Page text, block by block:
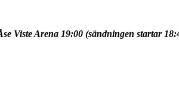
Viste Arena 19:00 (sändningen startar